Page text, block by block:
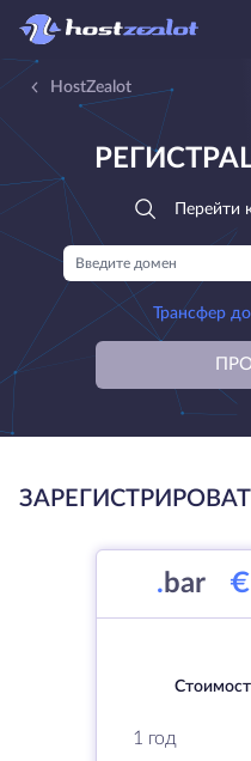
HostZealot
Перейти
Трансфер
. bar
1 год